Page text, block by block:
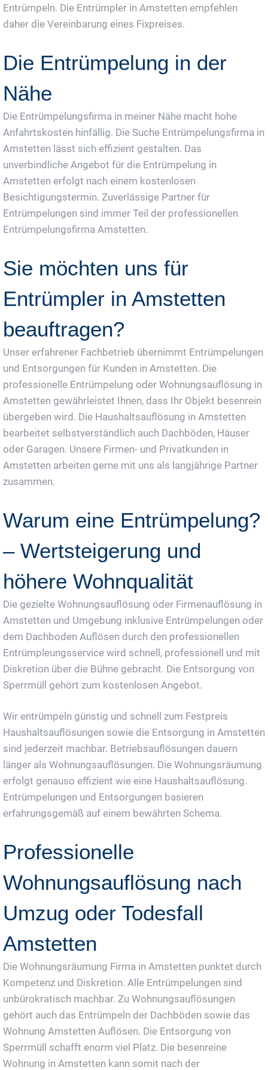
Entrümpeln. Die Entrümpler in Amstetten empfehlen
daher die Vereinbarung eines Fixpreises.
Die Entrümpelung in der
Nähe
Die Entrümpelungsfirma in meiner Nähe macht hohe
Anfahrtskosten hinfällig. Die Suche Entrümpelungsfirma in
Amstetten lässt sich effizient gestalten. Das
unverbindliche Angebot für die Entrümpelung in
Amstetten erfolgt nach einem kostenlosen
Besichtigungstermin. Zuverlässige Partner für
Entrümpelungen sind immer Teil der professionellen
Entrümpelungsfirma Amstetten.
Sie möchten uns für
Entrümpler in Amstetten
beauftragen?
Unser erfahrener Fachbetrieb übernimmt Entrümpelungen
und Entsorgungen für Kunden in Amstetten. Die
professionelle Entrümpelung oder Wohnungsauflösung in
Amstetten gewährleistet Ihnen, dass Ihr Objekt besenrein
übergeben wird. Die Haushaltsauflösung in Amstetten
bearbeitet selbstverständlich auch Dachböden, Häuser
oder Garagen. Unsere Firmen- und Privatkunden in
Amstetten arbeiten gerne mit uns als langjährige Partner
zusammen.
Warum eine Entrümpelung?
– Wertsteigerung und
höhere Wohnqualität
Die gezielte Wohnungsauflösung oder Firmenauflösung in
Amstetten und Umgebung inklusive Entrümpelungen oder
dem Dachboden Auflösen durch den professionellen
Entrümpleungsservice wird schnell, professionell und mit
Diskretion über die Bühne gebracht. Die Entsorgung von
Sperrmüll gehört zum kostenlosen Angebot.
Wir entrümpeln günstig und schnell zum Festpreis
Haushaltsauflösungen sowie die Entsorgung in Amstetten
sind jederzeit machbar. Betriebsauflösungen dauern
länger als Wohnungsauflösungen. Die Wohnungsräumung
erfolgt genauso effizient wie eine Haushaltsauflösung.
Entrümpelungen und Entsorgungen basieren
erfahrungsgemäß auf einem bewährten Schema.
Professionelle
Wohnungsauflösung nach
Umzug oder Todesfall
Amstetten
Die Wohnungsräumung Firma in Amstetten punktet durch
Kompetenz und Diskretion. Alle Entrümpelungen sind
unbürokratisch machbar. Zu Wohnungsauflösungen
gehört auch das Entrümpeln der Dachböden sowie das
Wohnung Amstetten Auflösen. Die Entsorgung von
Sperrmüll schafft enorm viel Platz. Die besenreine
Wohnung in Amstetten kann somit nach der